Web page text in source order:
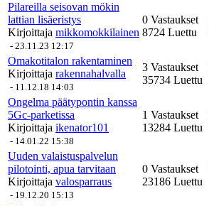
Pilareilla seisovan mökin
lattian lisäeristys
Kirjoittaja mikkomokkilainen
- 23.11.23 12:17
0 Vastaukset
8724 Luettu
Omakotitalon rakentaminen
Kirjoittaja rakennahalvalla
- 11.12.18 14:03
3 Vastaukset
35734 Luettu
Ongelma päätypontin kanssa
5Gc-parketissa
Kirjoittaja ikenator101
- 14.01.22 15:38
1 Vastaukset
13284 Luettu
Uuden valaistuspalvelun
pilotointi, apua tarvitaan
Kirjoittaja valosparraus
- 19.12.20 15:13
0 Vastaukset
23186 Luettu